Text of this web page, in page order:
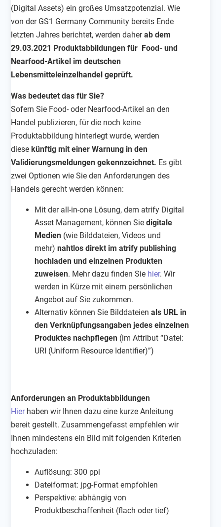
(Digital Assets) ein großes Umsatzpotenzial. Wie
von der GS1 Germany Community bereits Ende
letzten Jahres berichtet, werden daherab dem
29.03.2021 Produktabbildungen für Food- und
Nearfood-Artikel im deutschen
Lebensmitteleinzelhandel geprüft.
Was bedeutet das für Sie?
Sofern Sie Food- oder Nearfood-Artikel an den
Handel publizieren, für die noch keine
Produktabbildung hinterlegt wurde, werden
diese künftig mit einer Warnung in den
Validierungsmeldungen gekennzeichnet. Es gibt
zwei Optionen wie Sie den Anforderungen des
Handels gerecht werden können:
Mit der all-in-one Lösung, dem atrify Digital
Asset Management, können Siedigitale
Medien (wie Bilddateien, Videos und
mehr)nahtlos direkt im atrify publishing
hochladen und einzelnen Produkten
zuweisen. Mehr dazu finden Sie hier. Wir
werden in Kürze mit einem persönlichen
Angebot auf Sie zukommen.
Alternativ können Sie Bilddateienals URL in
den Verknüpfungsangaben jedes einzelnen
Produktes nachpflegen (im Attribut “Datei:
URI (Uniform Resource Identifier)”)
Anforderungen an Produktabbildungen
Hierhaben wir Ihnen dazu eine kurze Anleitung
bereit gestellt. Zusammengefasst empfehlen wir
Ihnen mindestens ein Bild mit folgenden Kriterien
hochzuladen:
Auflösung: 300 ppi
Dateiformat: jpg-Format empfohlen
Perspektive: abhängig von
Produktbeschaffenheit (flach oder tief)